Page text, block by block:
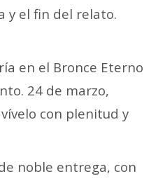
y el fin del relato.
en el Bronce Eterno
24 de marzo,
con plenitud y
noble entrega, con